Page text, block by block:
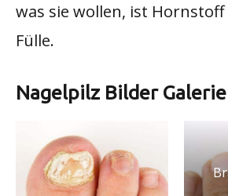
was sie wollen, ist
Fülle.
Nagelpilz Bilder Galerie